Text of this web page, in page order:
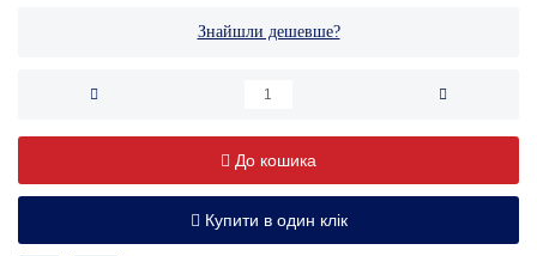
Знайшли дешевше?
До кошика
Купити в один клік